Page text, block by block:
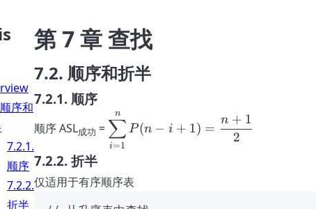
序和
7.2.1.
顺序
7.2.2.
折半
第 7 章 查找
7.2. 顺序和折半
7.2.1. 顺序
顺序 ASL成功 =
\
di
s
a
i=1
∑
n
P(n − i + 1) =
2
n + 1
7.2.2. 折半
仅适用于有序顺序表